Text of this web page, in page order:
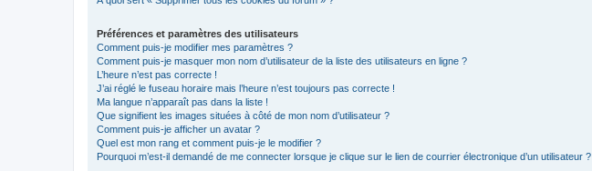
Préférences et paramètres des utilisateurs
Comment puis-je modifier mes paramètres ?
Comment puis-je masquer mon nom d’utilisateur de la liste des utilisateurs en ligne ?
L’heure n’est pas correcte !
J’ai réglé le fuseau horaire mais l’heure n’est toujours pas correcte !
Ma langue n’apparaît pas dans la liste !
Que signifient les images situées à côté de mon nom d’utilisateur ?
Comment puis-je afficher un avatar ?
Quel est mon rang et comment puis-je le modifier ?
Pourquoi m’est-il demandé de me connecter lorsque je clique sur le lien de courrier électronique d’un utilisateur ?